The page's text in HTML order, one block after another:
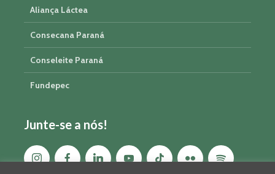
Aliança Láctea
Consecana Paraná
Conseleite Paraná
Fundepec
Junte-se a nós!